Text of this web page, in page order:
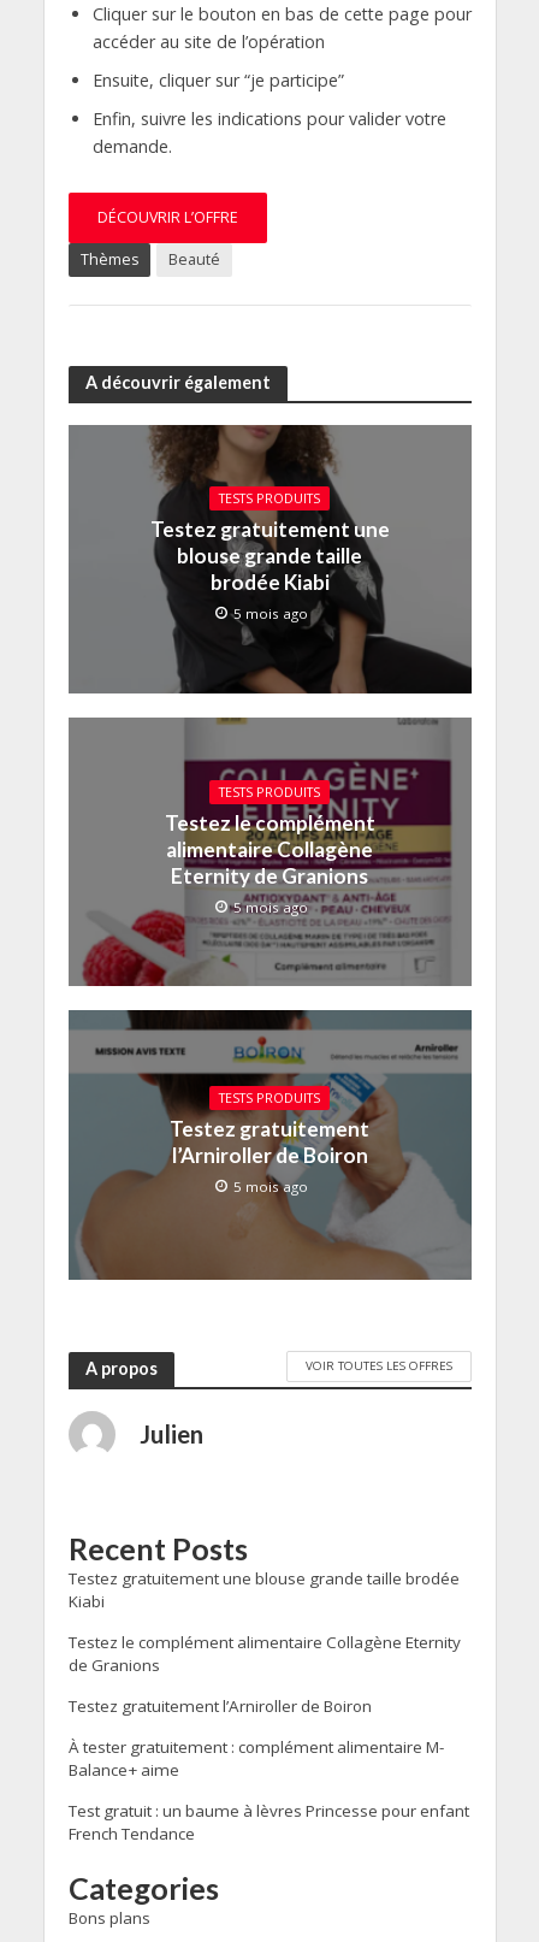
Cliquer sur le bouton en bas de cette page pour
accéder au site de l’opération
Ensuite, cliquer sur “je participe”
Enfin, suivre les indications pour valider votre
demande.
DÉCOUVRIR L’OFFRE
Thèmes Beauté
A découvrir également
TESTS PRODUITS
Testez gratuitement une
blouse grande taille
brodée Kiabi
5 mois ago
TESTS PRODUITS
Testez le complément
alimentaire Collagène
Eternity de Granions
5 mois ago
TESTS PRODUITS
Testez gratuitement
l’Arniroller de Boiron
5 mois ago
A propos VOIR TOUTES LES OFFRES
Julien
Recent Posts
Testez gratuitement une blouse grande taille brodée
Kiabi
Testez le complément alimentaire Collagène Eternity
de Granions
Testez gratuitement l’Arniroller de Boiron
À tester gratuitement : complément alimentaire M-
Balance+ aime
Test gratuit : un baume à lèvres Princesse pour enfant
French Tendance
Categories
Bons plans